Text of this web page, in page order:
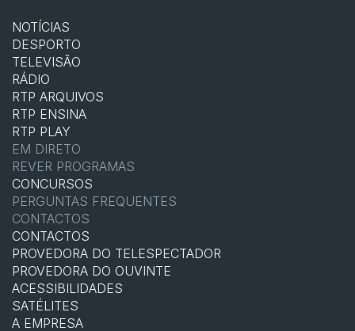
NOTÍCIAS
DESPORTO
TELEVISÃO
RÁDIO
RTP ARQUIVOS
RTP ENSINA
RTP PLAY
EM DIRETO
REVER PROGRAMAS
CONCURSOS
PERGUNTAS FREQUENTES
CONTACTOS
CONTACTOS
PROVEDORA DO TELESPECTADOR
PROVEDORA DO OUVINTE
ACESSIBILIDADES
SATÉLITES
A EMPRESA